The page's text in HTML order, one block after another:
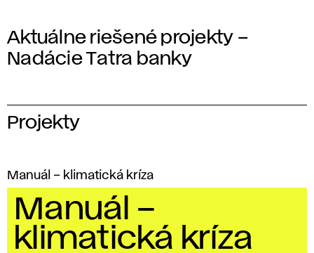
Aktuálne riešené projekty –
Nadácie Tatra banky
Projekty
Manuál – klimatická kríza
Manuál –
klimatická kríza